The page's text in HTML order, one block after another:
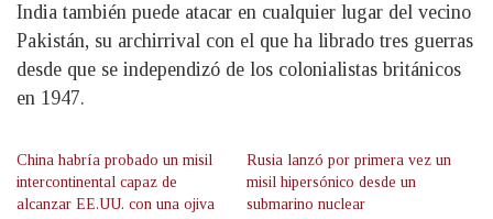
India también puede atacar en cualquier lugar del vecino
Pakistán, su archirrival con el que ha librado tres guerras
desde que se independizó de los colonialistas británicos
en 1947.
China habría probado un misil
intercontinental capaz de
alcanzar EE.UU. con una ojiva
Rusia lanzó por primera vez un
misil hipersónico desde un
submarino nuclear